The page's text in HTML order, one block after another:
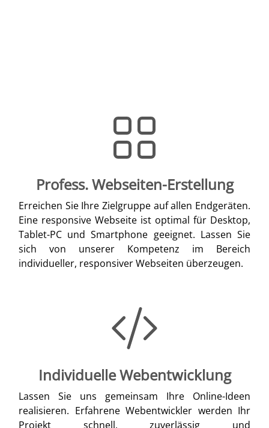
Profess. Webseiten-Erstellung
Erreichen Sie Ihre Zielgruppe auf allen Endgeräten.
Eine responsive Webseite ist optimal für Desktop,
Tablet-PC und Smartphone geeignet. Lassen Sie
sich von unserer Kompetenz im Bereich
individueller, responsiver Webseiten überzeugen.
Individuelle Webentwicklung
Lassen Sie uns gemeinsam Ihre Online-Ideen
realisieren. Erfahrene Webentwickler werden Ihr
Projekt schnell, zuverlässig und